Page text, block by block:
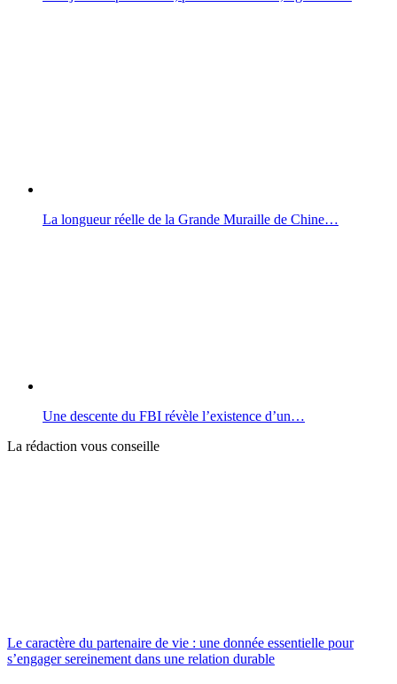
La longueur réelle de la Grande Muraille de Chine…
Une descente du FBI révèle l’existence d’un…
La rédaction vous conseille
Le caractère du partenaire de vie : une donnée essentielle pour
s’engager sereinement dans une relation durable